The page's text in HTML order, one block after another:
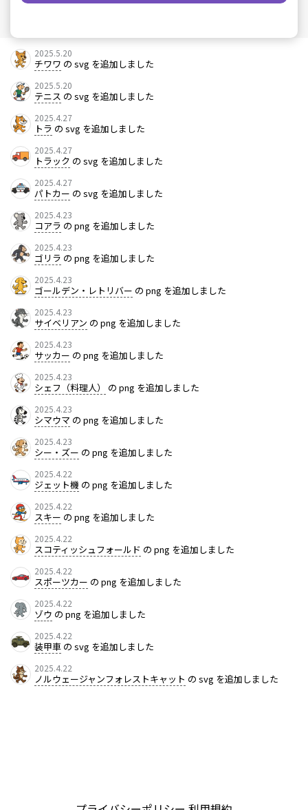
2025.5.20
チワワ の svg を追加しました
2025.5.20
テニス の svg を追加しました
2025.4.27
トラ の svg を追加しました
2025.4.27
トラック の svg を追加しました
2025.4.27
パトカー の svg を追加しました
2025.4.23
コアラ の png を追加しました
2025.4.23
ゴリラ の png を追加しました
2025.4.23
ゴールデン・レトリバー の png を追加しました
2025.4.23
サイベリアン の png を追加しました
2025.4.23
サッカー の png を追加しました
2025.4.23
シェフ（料理人） の png を追加しました
2025.4.23
シマウマ の png を追加しました
2025.4.23
シー・ズー の png を追加しました
2025.4.22
ジェット機 の png を追加しました
2025.4.22
スキー の png を追加しました
2025.4.22
スコティッシュフォールド の png を追加しました
2025.4.22
スポーツカー の png を追加しました
2025.4.22
ゾウ の png を追加しました
2025.4.22
装甲車 の svg を追加しました
2025.4.22
ノルウェージャンフォレストキャット の svg を追加しました